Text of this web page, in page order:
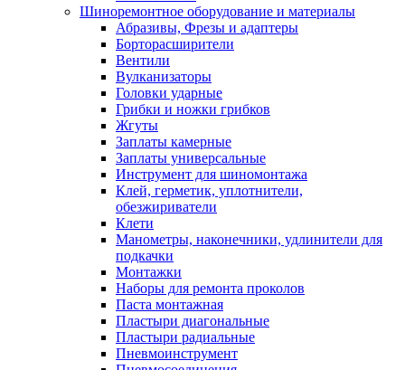
Шиноремонтное оборудование и материалы
Абразивы, Фрезы и адаптеры
Борторасширители
Вентили
Вулканизаторы
Головки ударные
Грибки и ножки грибков
Жгуты
Заплаты камерные
Заплаты универсальные
Инструмент для шиномонтажа
Клей, герметик, уплотнители,
обезжириватели
Клети
Манометры, наконечники, удлинители для
подкачки
Монтажки
Наборы для ремонта проколов
Паста монтажная
Пластыри диагональные
Пластыри радиальные
Пневмоинструмент